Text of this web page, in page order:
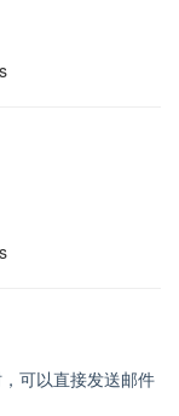
可以直接发送邮件